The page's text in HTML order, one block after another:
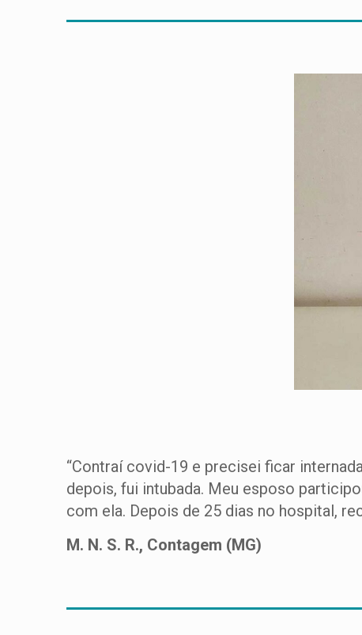
“Contraí covid-19 e precisei ficar
depois, fui intubada. Meu esposo
com ela. Depois de 25 dias no hospital,
M. N. S. R., Contagem (MG)